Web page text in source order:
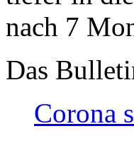
nach 7
Das
Corona